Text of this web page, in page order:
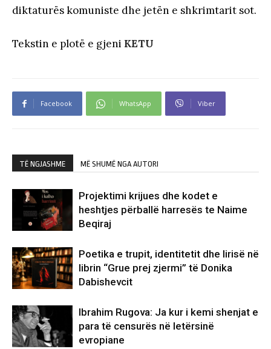
diktaturës komuniste dhe jetën e shkrimtarit sot.
Tekstin e plotë e gjeni KETU
Facebook WhatsApp Viber
TË NGJASHME MË SHUMË NGA AUTORI
Projektimi krijues dhe kodet e
heshtjes përballë harresës te Naime
Beqiraj
Poetika e trupit, identitetit dhe lirisë në
librin “Grue prej zjermi” të Donika
Dabishevcit
Ibrahim Rugova: Ja kur i kemi shenjat e
para të censurës në letërsinë
evropiane